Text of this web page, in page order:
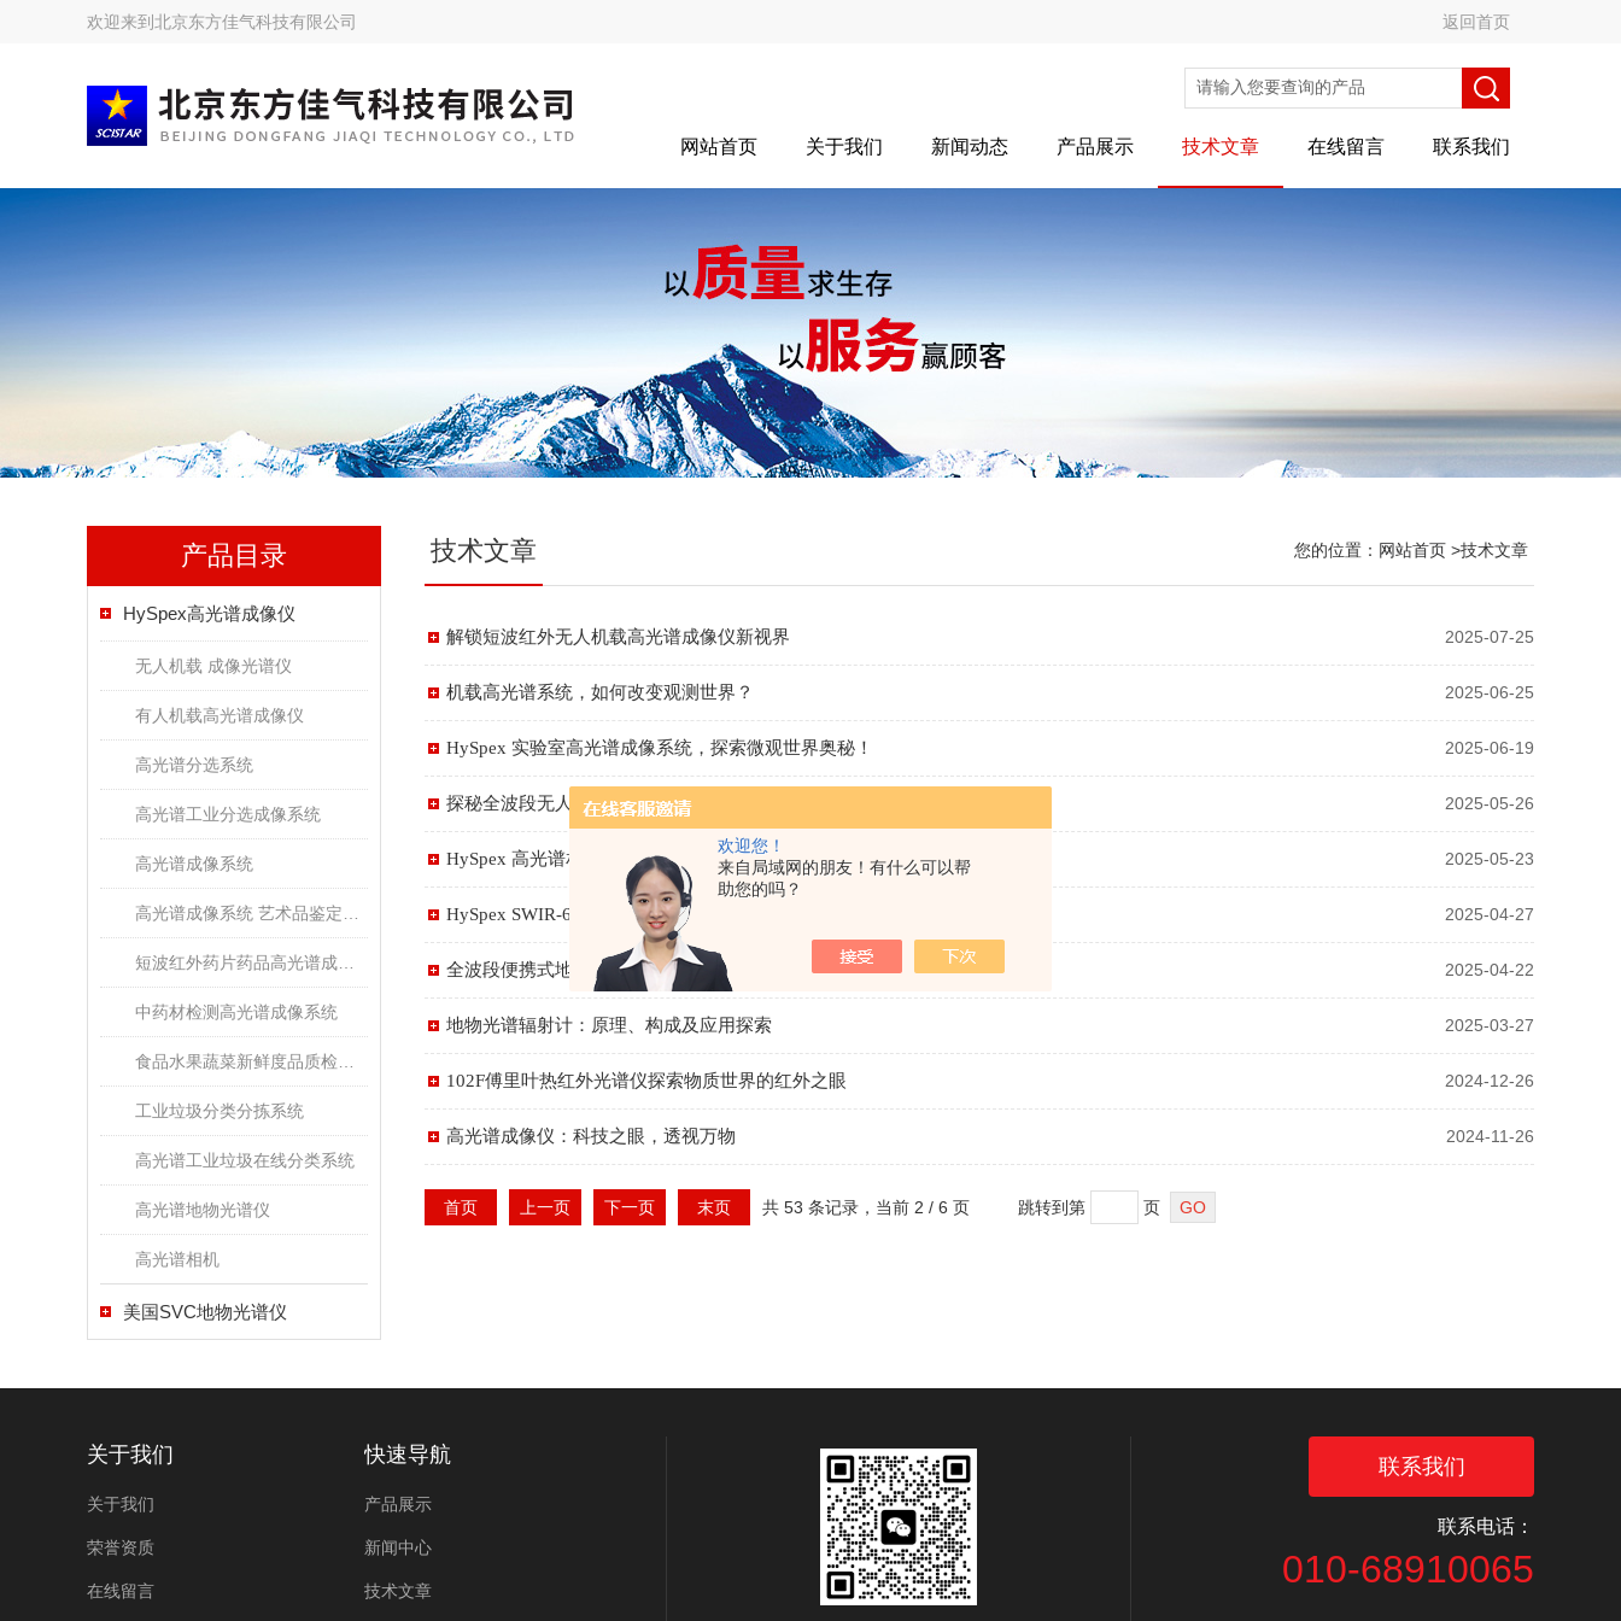
欢迎您！
来自局域网的朋友！有什么可以帮
助您的吗？
欢迎来到 北京东方佳气科技有限公司 返回首页
网站首页 关于我们 新闻动态 产品展示 技术文章 在线留言 联系我们
产品目录
HySpex高光谱成像仪
无人机载 成像光谱仪
有人机载高光谱成像仪
高光谱分选系统
高光谱工业分选成像系统
高光谱成像系统
中药材检测高光谱成像系统
工业垃圾分类分拣系统
高光谱工业垃圾在线分类系统
高光谱地物光谱仪
高光谱相机
美国SVC地物光谱仪
技术文章 您的位置： 网站首页 >技术文章
解锁短波红外无人机载高光谱成像仪新视界 2025-07-25
机载高光谱系统，如何改变观测世界？ 2025-06-25
HySpex 实验室高光谱成像系统，探索微观世界奥秘！ 2025-06-19
探秘全波段无人机载高光谱成像仪 2025-05-26
HySpex 高光谱相机解锁微观世界的秘密设备 2025-05-23
HySpex SWIR-640高光谱成像仪，如何重塑认知边界？ 2025-04-27
全波段便携式地物光谱仪：解锁自然界的光谱密码 2025-04-22
地物光谱辐射计：原理、构成及应用探索 2025-03-27
102F傅里叶热红外光谱仪探索物质世界的红外之眼 2024-12-26
高光谱成像仪：科技之眼，透视万物 2024-11-26
共 53 条记录，当前 2 / 6 页
首页 上一页 下一页 末页 跳转到第 页
关于我们
关于我们
荣誉资质
在线留言
快速导航
产品展示
新闻中心
技术文章
联系我们
联系电话：
010-68910065